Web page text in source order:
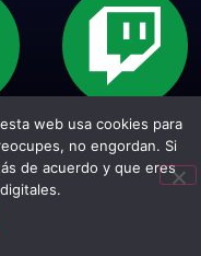
Todos los
web usa cookies para
no engordan. Si
de acuerdo y que eres